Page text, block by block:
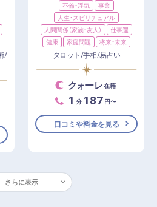
/
不倫・浮気
事業
人生・スピリチュアル
人間関係（家族・友人）
仕事運
健康
家庭問題 将来・未来
タロット/手相/易占い
クォーレ在籍
1 分 187 円〜
口コミや料金を見る
さらに表示